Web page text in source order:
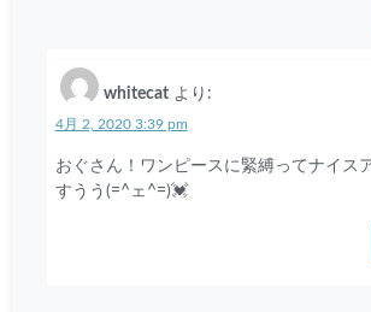
whitecat より:
4月 2, 2020 3:39 pm
おぐさん！ワンピースに緊縛ってナイス
すうう(=^ェ^=)💓